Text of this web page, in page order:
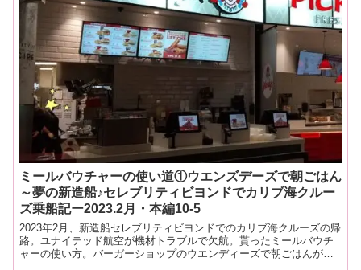
ミールバウチャーの使い道①ウエンズデーズで朝ごはん
～夢の新造船♪セレブリティビヨンドでカリブ海クルー
ズ乗船記ー2023.2月・本編10-5
2023年2月、新造船セレブリティビヨンドでのカリブ海クルーズの帰
路。ユナイテッド航空が機材トラブルで欠航。貰ったミールバウチ
ャーの使い方。バーガーショップのウエンディーズで朝ごはんがお